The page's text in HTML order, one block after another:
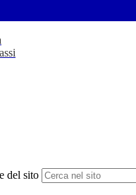
del sito